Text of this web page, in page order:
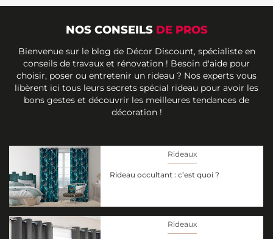
NOS CONSEILS DE PROS
Bienvenue sur le blog de Décor Discount, spécialiste en
conseils de travaux et rénovation ! Besoin d'aide pour
choisir, poser ou entretenir un rideau ? Nos experts vous
libèrent ici tous leurs secrets spécial rideau pour avoir les
bons gestes et découvrir les meilleures tendances de
décoration !
Rideaux
Rideau occultant : c’est quoi ?
Rideaux